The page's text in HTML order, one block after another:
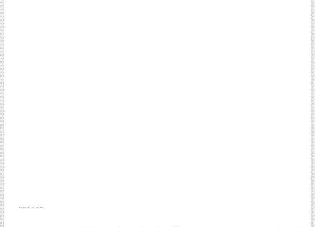
------